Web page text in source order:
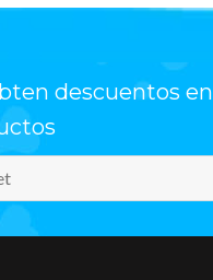
descuentos en